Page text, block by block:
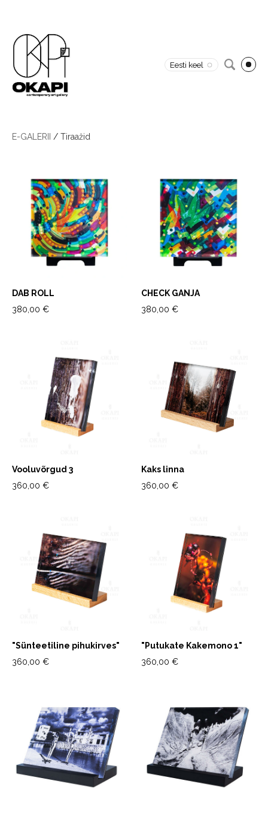
Eesti keel
E-GALERII / Tiraažid
DAB ROLL
380,00 €
CHECK GANJA
380,00 €
Vooluvõrgud 3
360,00 €
Kaks linna
360,00 €
"Sünteetiline pihukirves"
360,00 €
"Putukate Kakemono 1"
360,00 €